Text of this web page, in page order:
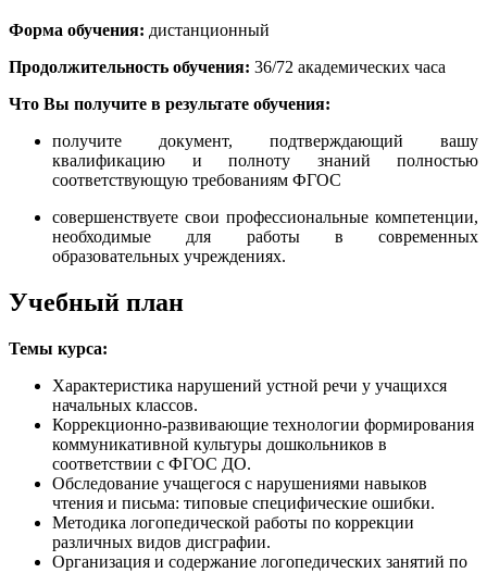
Форма обучения: дистанционный
Продолжительность обучения: 36/72 академических часа
Что Вы получите в результате обучения:
получите документ, подтверждающий вашу
квалификацию и полноту знаний полностью
соответствующую требованиям ФГОС
совершенствуете свои профессиональные компетенции,
необходимые для работы в современных
образовательных учреждениях.
Учебный план
Темы курса:
Характеристика нарушений устной речи у учащихся
начальных классов.
Коррекционно-развивающие технологии формирования
коммуникативной культуры дошкольников в
соответствии с ФГОС ДО.
Обследование учащегося с нарушениями навыков
чтения и письма: типовые специфические ошибки.
Методика логопедической работы по коррекции
различных видов дисграфии.
Организация и содержание логопедических занятий по